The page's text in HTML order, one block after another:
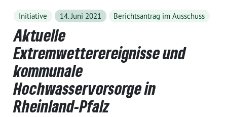
Initiative 14. Juni 2021 Berichtsantrag im Ausschuss
Aktuelle
Extremwetterereignisse und
kommunale
Hochwasservorsorge in
Rheinland-Pfalz